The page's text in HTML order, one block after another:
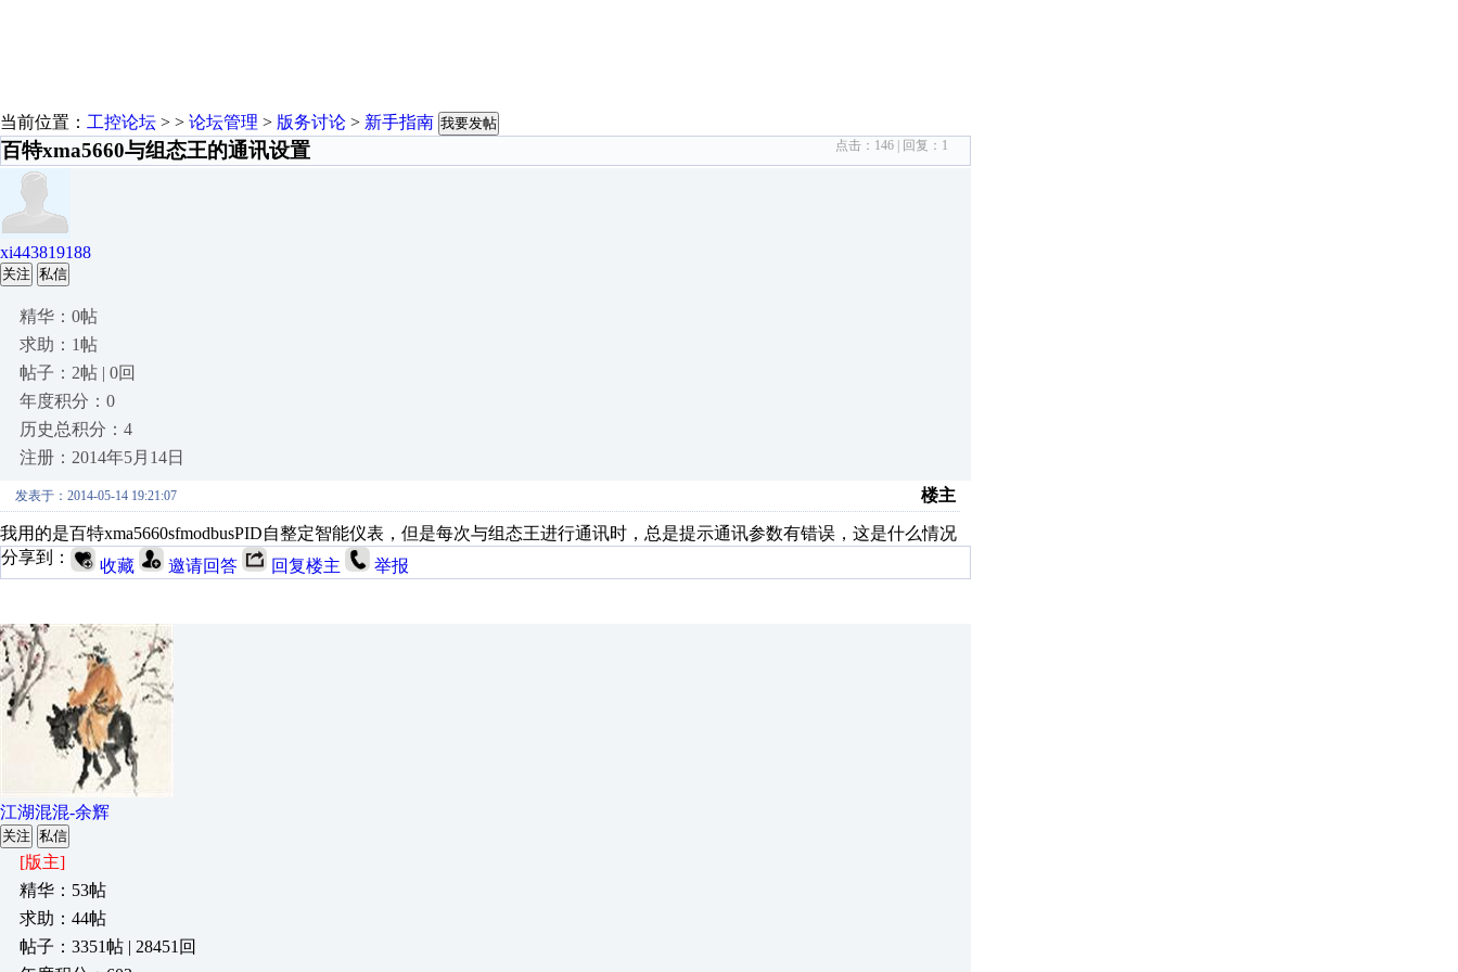
当前位置： 工控论坛 > > 论坛管理 > 版务讨论 > 新手指南 我要发帖
百特xma5660与组态王的通讯设置 点击： 146 | 回复： 1
xi443819188
关注 私信
精华：0帖
求助：1帖
帖子：2帖 | 0回
年度积分：0
历史总积分：4
注册：2014年5月14日
发表于：2014-05-14 19:21:07 楼主
我用的是百特xma5660sfmodbusPID自整定智能仪表，但是每次与组态王进行通讯时，总是提示通讯参数有错误，这是什么情况
分享到：
收藏 邀请回答 回复楼主 举报
江湖混混-余辉
关注 私信
[版主]
精华：53帖
求助：44帖
帖子：3351帖 | 28451回